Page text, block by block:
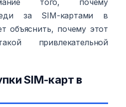
за SIM-картами в
объяснить, почему этот
привлекательной
SIM-карт в